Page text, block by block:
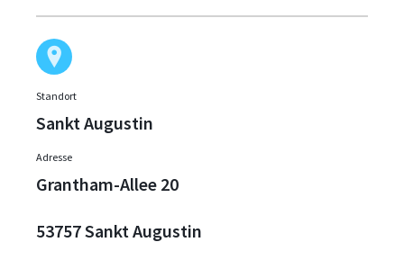
Standort
Sankt Augustin
Adresse
Grantham-Allee 20
53757 Sankt Augustin